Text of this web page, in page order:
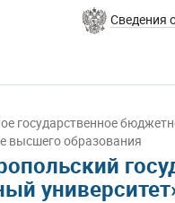
Сведения
государственное
высшего образования